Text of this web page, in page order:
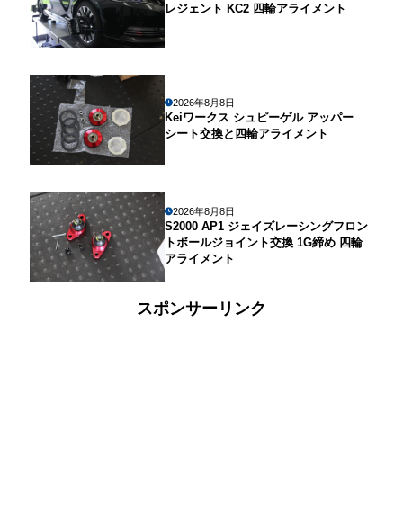
レジェント KC2 四輪アライメント
2026年8月8日
Keiワークス シュピーゲル アッパー
シート交換と四輪アライメント
2026年8月8日
S2000 AP1 ジェイズレーシングフロン
トボールジョイント交換 1G締め 四輪
アライメント
スポンサーリンク